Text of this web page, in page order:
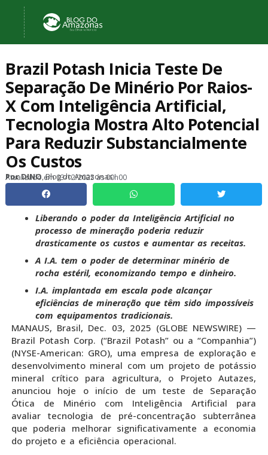
Brazil Potash Inicia Teste De
Separação De Minério Por Raios-
X Com Inteligência Artificial,
Tecnologia Mostra Alto Potencial
Para Reduzir Substancialmente
Os Custos
PorDINO , Blog do Amazonas
Atualizado em 03/12/2025 às 00h00
Liberando o poder da Inteligência Artificial no
processo de mineração poderia reduzir
drasticamente os custos e aumentar as receitas.
A I.A. tem o poder de determinar minério de
rocha estéril, economizando tempo e dinheiro.
I.A. implantada em escala pode alcançar
eficiências de mineração que têm sido impossíveis
com equipamentos tradicionais.
MANAUS, Brasil, Dec. 03, 2025 (GLOBE NEWSWIRE) —
Brazil Potash Corp. (“Brazil Potash” ou a “Companhia”)
(NYSE-American: GRO), uma empresa de exploração e
desenvolvimento mineral com um projeto de potássio
mineral crítico para agricultura, o Projeto Autazes,
anunciou hoje o início de um teste de Separação
Ótica de Minério com Inteligência Artificial para
avaliar tecnologia de pré-concentração subterrânea
que poderia melhorar significativamente a economia
do projeto e a eficiência operacional.